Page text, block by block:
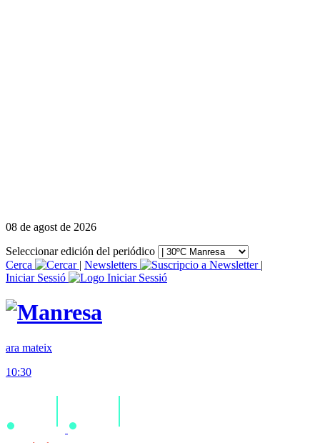
08 de agost de 2026
Seleccionar edición del periódico
Cerca
| Newsletters
|
Iniciar Sessió
ara mateix
10:30